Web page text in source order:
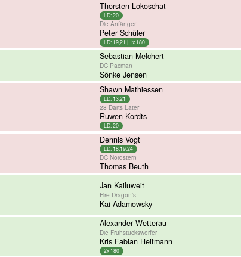
Thorsten Lokoschat
LD: 20
Die Anfänger
Peter Schüler
LD: 19,21 | 1x 180
Sebastian Melchert
DC Pacman
Sönke Jensen
Shawn Mathiessen
LD: 13,21
28 Darts Later
Ruwen Kordts
LD: 20
Dennis Vogt
LD: 18,19,24
DC Nordstern
Thomas Beuth
Jan Kailuweit
Fire Dragon's
Kai Adamowsky
Alexander Wetterau
Die Frühstückswerfer
Kris Fabian Heitmann
2x 180